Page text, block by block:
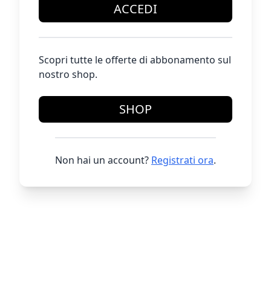
ACCEDI
Scopri tutte le offerte di abbonamento sul
nostro shop.
SHOP
Non hai un account? Registrati ora.